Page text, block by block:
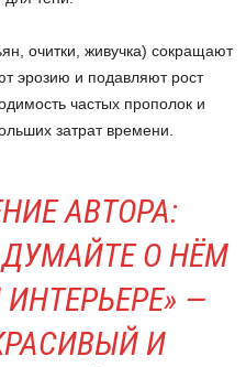
очитки, живучка) сокращают
эрозию и подавляют рост
частых прополок и
затрат времени.
АВТОРА:
О НЁМ
—
И